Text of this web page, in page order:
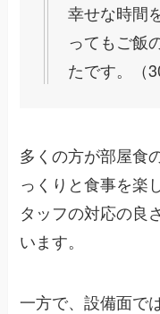
幸せな時間
ってもご飯
たです。（
多くの方が部屋食
っくりと食事を楽
タッフの対応の良
います。
一方で、設備面で